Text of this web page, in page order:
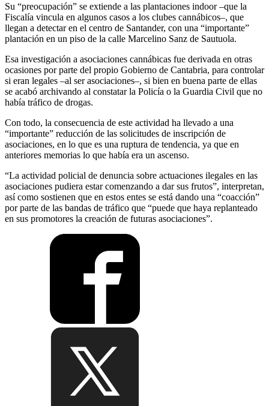
Su “preocupación” se extiende a las plantaciones indoor –que la
Fiscalía vincula en algunos casos a los clubes cannábicos–, que
llegan a detectar en el centro de Santander, con una “importante”
plantación en un piso de la calle Marcelino Sanz de Sautuola.
Esa investigación a asociaciones cannábicas fue derivada en otras
ocasiones por parte del propio Gobierno de Cantabria, para controlar
si eran legales –al ser asociaciones–, si bien en buena parte de ellas
se acabó archivando al constatar la Policía o la Guardia Civil que no
había tráfico de drogas.
Con todo, la consecuencia de este actividad ha llevado a una
“importante” reducción de las solicitudes de inscripción de
asociaciones, en lo que es una ruptura de tendencia, ya que en
anteriores memorias lo que había era un ascenso.
“La actividad policial de denuncia sobre actuaciones ilegales en las
asociaciones pudiera estar comenzando a dar sus frutos”, interpretan,
así como sostienen que en estos entes se está dando una “coacción”
por parte de las bandas de tráfico que “puede que haya replanteado
en sus promotores la creación de futuras asociaciones”.